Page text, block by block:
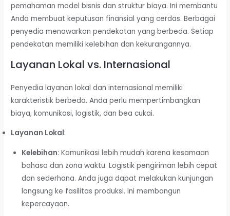
pemahaman model bisnis dan struktur biaya. Ini membantu
Anda membuat keputusan finansial yang cerdas. Berbagai
penyedia menawarkan pendekatan yang berbeda. Setiap
pendekatan memiliki kelebihan dan kekurangannya.
Layanan Lokal vs. Internasional
Penyedia layanan lokal dan internasional memiliki
karakteristik berbeda. Anda perlu mempertimbangkan
biaya, komunikasi, logistik, dan bea cukai.
Layanan Lokal:
Kelebihan: Komunikasi lebih mudah karena kesamaan
bahasa dan zona waktu. Logistik pengiriman lebih cepat
dan sederhana. Anda juga dapat melakukan kunjungan
langsung ke fasilitas produksi. Ini membangun
kepercayaan.